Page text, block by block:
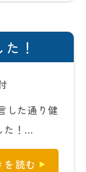
！
した通り健
た！…
を読む